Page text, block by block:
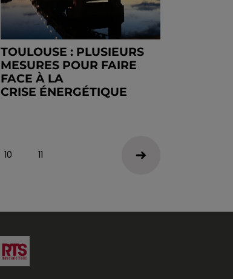
TOULOUSE : PLUSIEURS
MESURES POUR FAIRE
FACE À LA
CRISE ÉNERGÉTIQUE
10 11